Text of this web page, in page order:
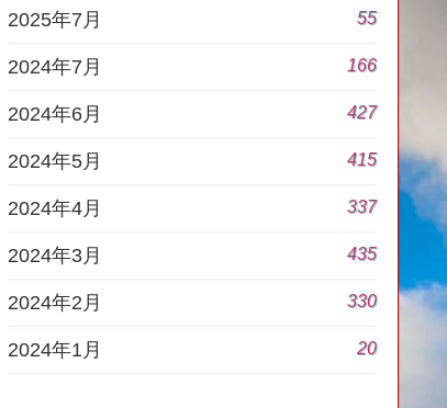
2025年7月 55
2024年7月 166
2024年6月 427
2024年5月 415
2024年4月 337
2024年3月 435
2024年2月 330
2024年1月 20